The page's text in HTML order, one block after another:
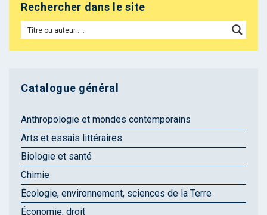
Rechercher dans le site
Catalogue général
Anthropologie et mondes contemporains
Arts et essais littéraires
Biologie et santé
Chimie
Écologie, environnement, sciences de la Terre
Économie, droit